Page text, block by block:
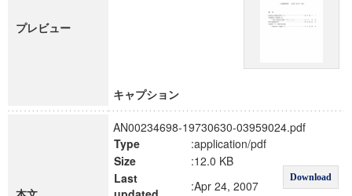
プレビュー
キャプション
AN00234698-19730630-03959024.pdf
Type
:application/pdf
Download
Size
:12.0 KB
Last
:Apr 24, 2007